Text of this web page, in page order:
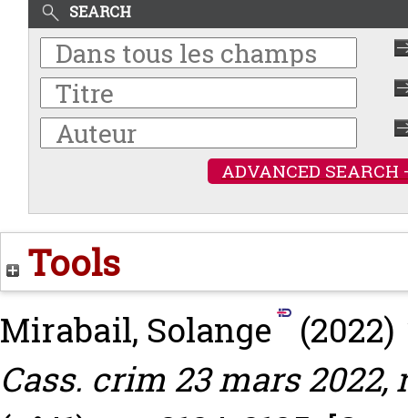
SEARCH
ADVANCED SEARCH
Tools
Mirabail, Solange (2022)
Cass. crim 23 mars 2022,